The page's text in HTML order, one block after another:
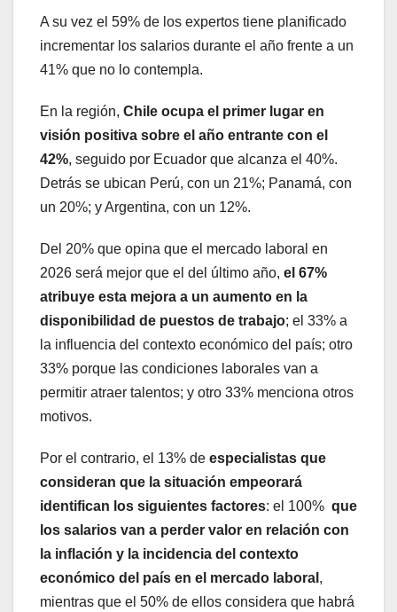
A su vez el 59% de los expertos tiene planificado
incrementar los salarios durante el año frente a un
41% que no lo contempla.
En la región, Chile ocupa el primer lugar en
visión positiva sobre el año entrante con el
42%, seguido por Ecuador que alcanza el 40%.
Detrás se ubican Perú, con un 21%; Panamá, con
un 20%; y Argentina, con un 12%.
Del 20% que opina que el mercado laboral en
2026 será mejor que el del último año, el 67%
atribuye esta mejora a un aumento en la
disponibilidad de puestos de trabajo; el 33% a
la influencia del contexto económico del país; otro
33% porque las condiciones laborales van a
permitir atraer talentos; y otro 33% menciona otros
motivos.
Por el contrario, el 13% de especialistas que
consideran que la situación empeorará
identifican los siguientes factores: el 100% que
los salarios van a perder valor en relación con
la inflación y la incidencia del contexto
económico del país en el mercado laboral ,
mientras que el 50% de ellos considera que habrá